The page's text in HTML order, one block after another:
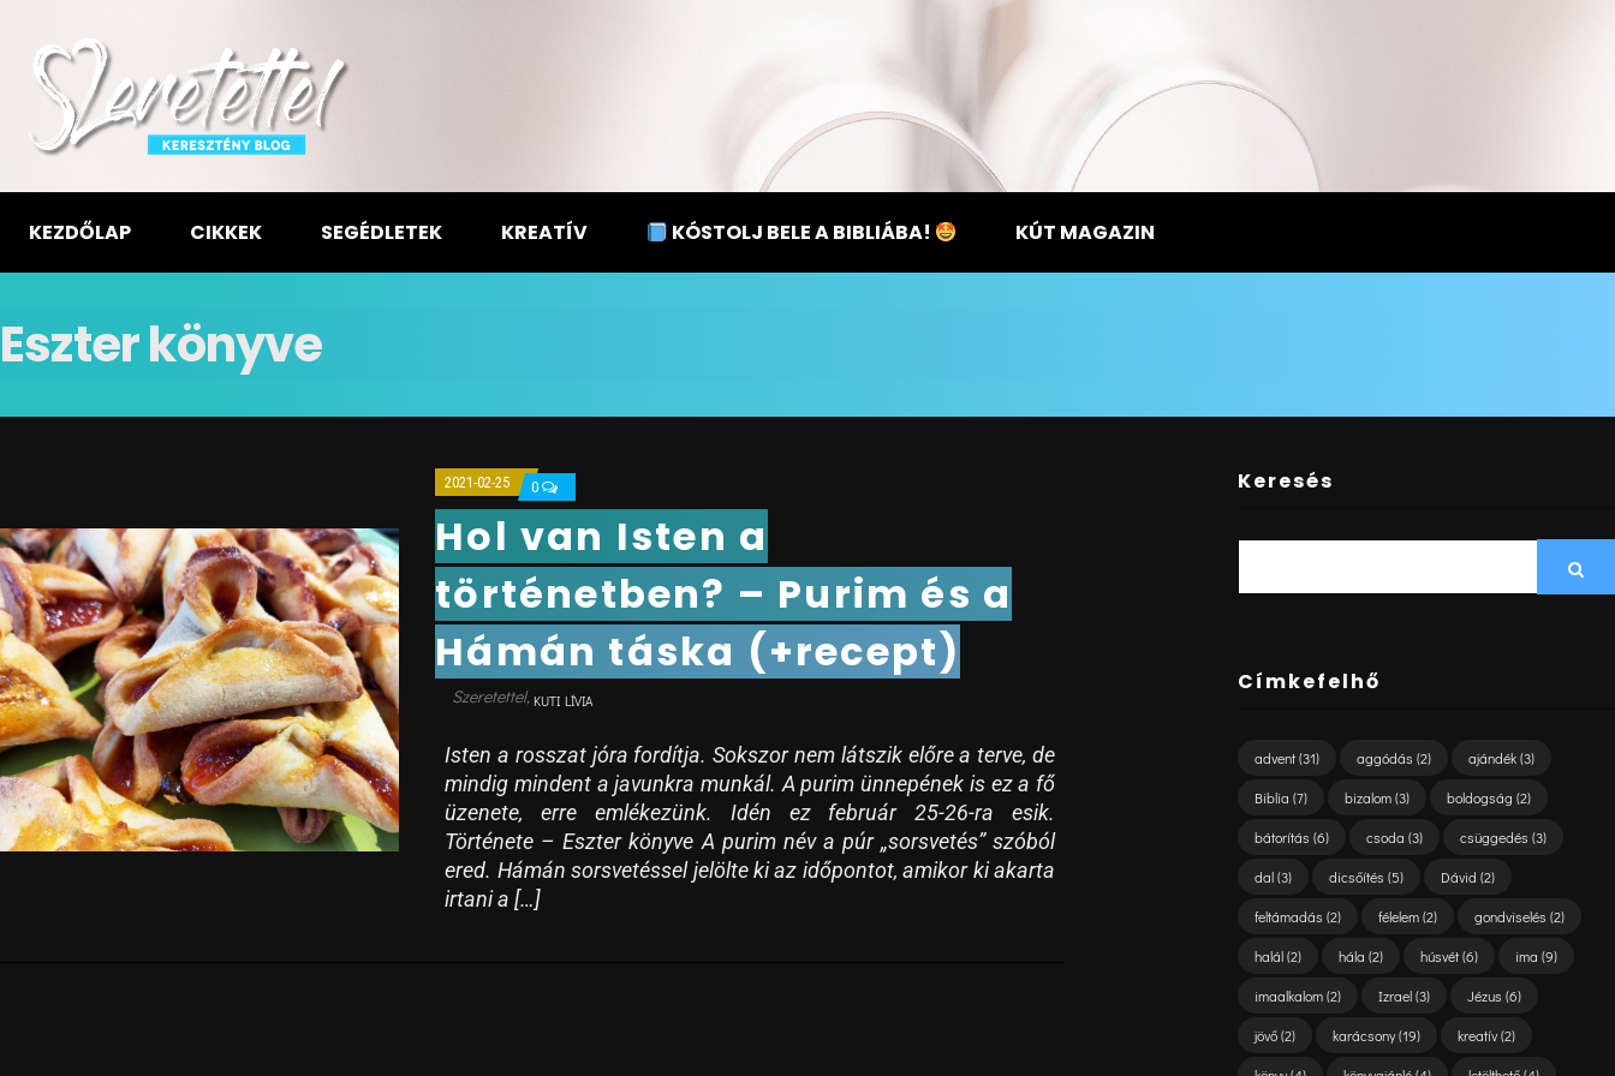
KEZDŐLAP CIKKEK SEGÉDLETEK KREATÍV KÓSTOLJ BELE A BIBLIÁBA! KÚT MAGAZIN
Eszter könyve
2021-02-25 0
Hol van Isten a
történetben? – Purim és a
Hámán táska (+recept)
KUTI LÍVIA
Isten a rosszat jóra fordítja. Sokszor nem látszik előre a terve, de
mindig mindent a javunkra munkál. A purim ünnepének is ez a fő
üzenete, erre emlékezünk. Idén ez február 25-26-ra esik.
Története – Eszter könyve A purim név a púr „sorsvetés” szóból
ered. Hámán sorsvetéssel jelölte ki az időpontot, amikor ki akarta
irtani a […]
Keresés
Címkefelhő
advent(31) aggódás (2) ajándék(3)
Biblia (7) bizalom(3) boldogság (2)
bátorítás (6) csoda (3) csüggedés (3)
dal(3) dicsőítés (5) Dávid (2)
feltámadás (2) félelem(2) gondviselés (2)
halál(2) hála (2) húsvét(6) ima (9)
imaalkalom(2) Izrael(3) Jézus (6)
jövő(2) karácsony(19) kreatív(2)